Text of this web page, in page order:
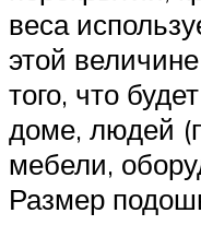
веса
этой
того, что
доме, людей
мебели,
Размер